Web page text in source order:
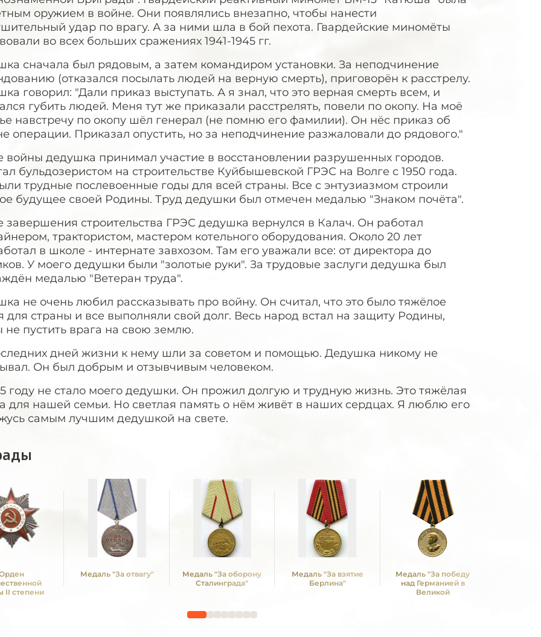
оружием в войне. Они появлялись внезапно, чтобы нанести
удар по врагу. А за ними шла в бой пехота. Гвардейские миномёты
во всех больших сражениях 1941-1945 гг.
сначала был рядовым, а затем командиром установки. За неподчинение
(отказался посылать людей на верную смерть), приговорён к расстрелу.
говорил: "Дали приказ выступать. А я знал, что это верная смерть всем, и
губить людей. Меня тут же приказали расстрелять, повели по окопу. На моё
навстречу по окопу шёл генерал (не помню его фамилии). Он нёс приказ об
операции. Приказал опустить, но за неподчинение разжаловали до рядового."
войны дедушка принимал участие в восстановлении разрушенных городов.
бульдозеристом на строительстве Куйбышевской ГРЭС на Волге с 1950 года.
трудные послевоенные годы для всей страны. Все с энтузиазмом строили
будущее своей Родины. Труд дедушки был отмечен медалью "Знаком почёта".
завершения строительства ГРЭС дедушка вернулся в Калач. Он работал
трактористом, мастером котельного оборудования. Около 20 лет
в школе - интернате завхозом. Там его уважали все: от директора до
У моего дедушки были "золотые руки". За трудовые заслуги дедушка был
медалью "Ветеран труда".
не очень любил рассказывать про войну. Он считал, что это было тяжёлое
для страны и все выполняли свой долг. Весь народ встал на защиту Родины,
не пустить врага на свою землю.
дней жизни к нему шли за советом и помощью. Дедушка никому не
Он был добрым и отзывчивым человеком.
году не стало моего дедушки. Он прожил долгую и трудную жизнь. Это тяжёлая
для нашей семьи. Но светлая память о нём живёт в наших сердцах. Я люблю его
самым лучшим дедушкой на свете.
II степени
Медаль "За отвагу"
Медаль "За оборону
Сталинграда"
Медаль "За взятие
Берлина"
Медаль "За победу
над Германией в
Великой